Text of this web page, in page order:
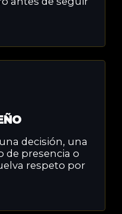
decisión, una
de presencia o
respeto por